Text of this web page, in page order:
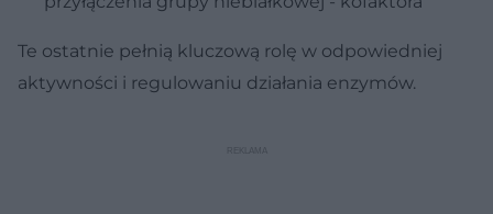
Te ostatnie pełnią kluczową rolę w odpowiedniej
aktywności i regulowaniu działania enzymów.